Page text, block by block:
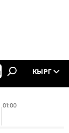
КЫРГ
01:00